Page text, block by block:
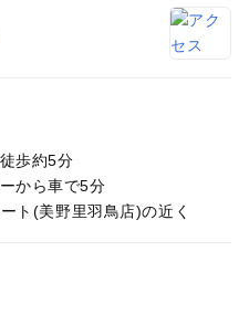
歩約5分
から車で5分
ト(美野里羽鳥店)の近く